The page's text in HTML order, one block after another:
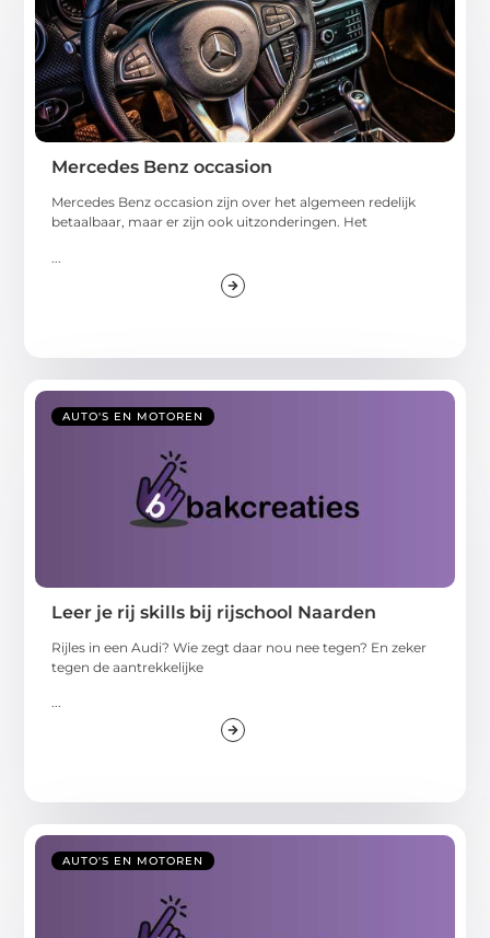
Mercedes Benz occasion
Mercedes Benz occasion zijn over het algemeen redelijk
betaalbaar, maar er zijn ook uitzonderingen. Het
AUTO'S EN MOTOREN
Leer je rij skills bij rijschool Naarden
Rijles in een Audi? Wie zegt daar nou nee tegen? En zeker
tegen de aantrekkelijke
...
AUTO'S EN MOTOREN